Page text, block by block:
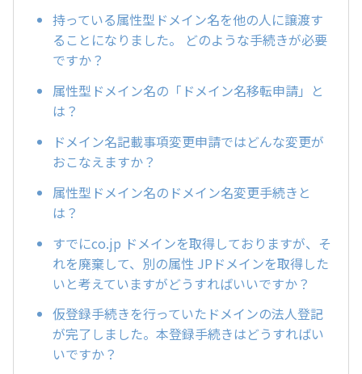
持っている属性型ドメイン名を他の人に譲渡す
ることになりました。 どのような手続きが必要
ですか？
属性型ドメイン名の「ドメイン名移転申請」と
は？
ドメイン名記載事項変更申請ではどんな変更が
おこなえますか？
属性型ドメイン名のドメイン名変更手続きと
は？
すでにco.jp ドメインを取得しておりますが、そ
れを廃棄して、別の属性 JPドメインを取得した
いと考えていますがどうすればいいですか？
仮登録手続きを行っていたドメインの法人登記
が完了しました。本登録手続きはどうすればい
いですか？